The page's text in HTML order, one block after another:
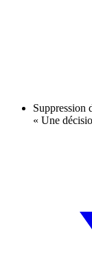
Suppression
« Une